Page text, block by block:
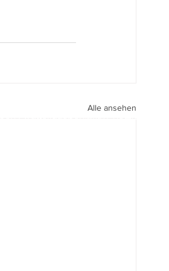
Alle ansehen
walter.gasperi@film-netz.com